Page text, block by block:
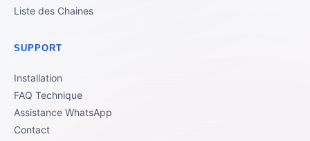
Liste des Chaines
SUPPORT
Installation
FAQ Technique
Assistance WhatsApp
Contact